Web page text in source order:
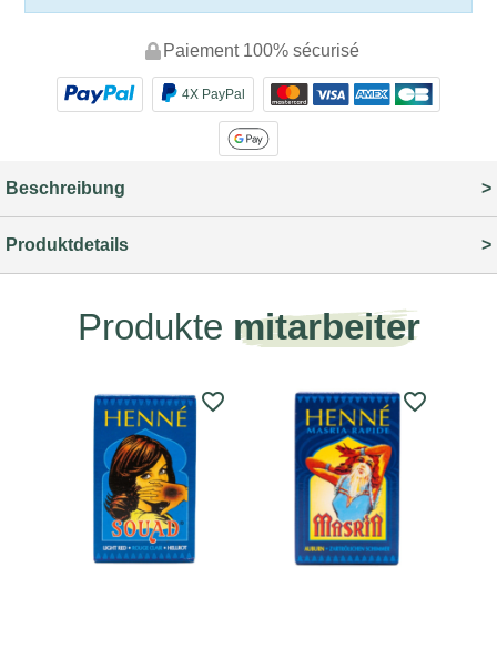
Paiement 100% sécurisé
4X PayPal
Beschreibung
Produktdetails
Produkte mitarbeiter
favorite_border favorite_border